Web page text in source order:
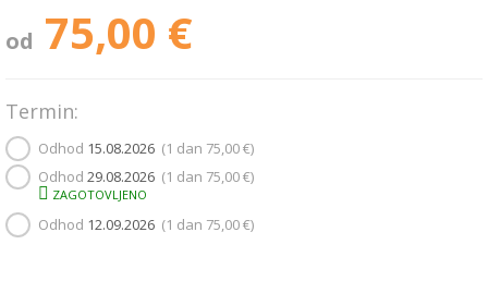
od 75,00 €
Termin:
Odhod 15.08.2026 (1 dan 75,00 €)
Odhod 29.08.2026 (1 dan 75,00 €)
ZAGOTOVLJENO
Odhod 12.09.2026 (1 dan 75,00 €)